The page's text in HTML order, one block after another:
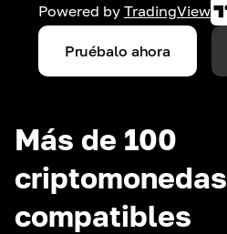
Powered by TradingView
Pruébalo ahora
Más de 100
criptomonedas
compatibles